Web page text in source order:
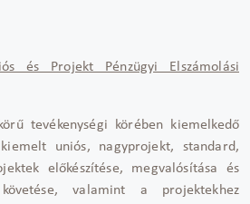
és Projekt Pénzügyi Elszámolási
tevékenységi körében kiemelkedő
uniós, nagyprojekt, standard,
előkészítése, megvalósítása és
valamint a projektekhez